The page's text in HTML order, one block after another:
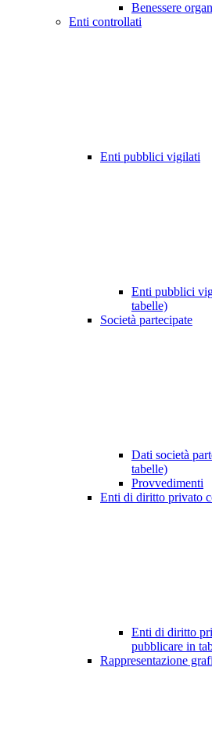
Benessere
Enti controllati
Enti pubblici vigilati
Enti pubblici
tabelle)
Società partecipate
Dati società
tabelle)
Provvedimenti
Enti di diritto privato
Enti di diritto
pubblicare in
Rappresentazione